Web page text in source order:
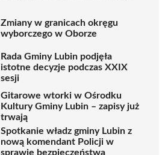
Zmiany w granicach okręgu
wyborczego w Oborze
Rada Gminy Lubin podjęła
istotne decyzje podczas XXIX
sesji
Gitarowe wtorki w Ośrodku
Kultury Gminy Lubin – zapisy już
trwają
Spotkanie władz gminy Lubin z
nową komendant Policji w
sprawie bezpieczeństwa